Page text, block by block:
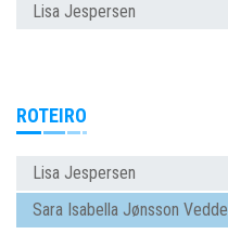
Lisa Jespersen
ROTEIRO
Lisa Jespersen
Sara Isabella Jønsson Vedde